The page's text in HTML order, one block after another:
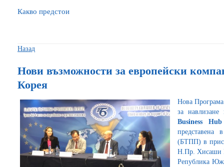
Какво предстои
Назад
Нови възможности за европейски
Корея
Нова
за
Business Hub
представена
(БТПП) в
Н.Пр. Хисаши
Република